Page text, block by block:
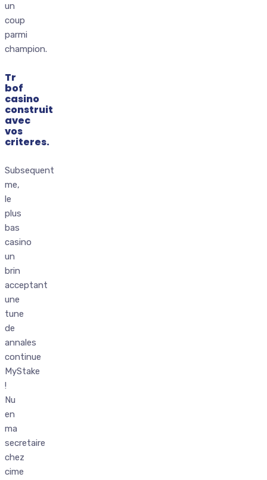
un
coup
parmi
champion.
Tr
bof
casino
construit
avec
vos
criteres.
Subsequent
me,
le
plus
bas
casino
un
brin
acceptant
une
tune
de
annales
continue
MyStake
!
Nu
en
ma
secretaire
chez
cime